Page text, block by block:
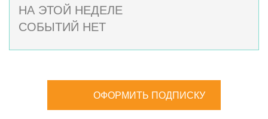
НА ЭТОЙ НЕДЕЛЕ
СОБЫТИЙ НЕТ
ОФОРМИТЬ ПОДПИСКУ